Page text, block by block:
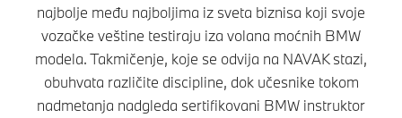
najbolje među najboljima iz sveta biznisa koji svoje
vozačke veštine testiraju iza volana moćnih BMW
modela. Takmičenje, koje se odvija na NAVAK stazi,
obuhvata različite discipline, dok učesnike tokom
nadmetanja nadgleda sertifikovani BMW instruktor